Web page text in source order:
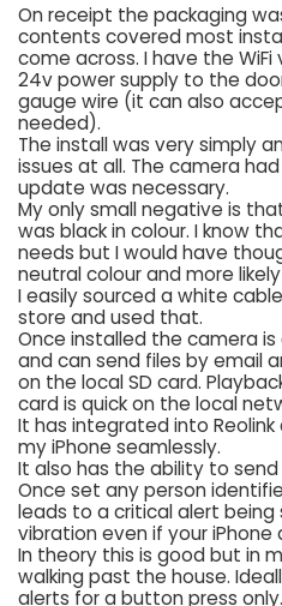
On receipt the packaging
contents covered most
come across. I have the
24v power supply to the
gauge wire (it can also
needed).
The install was very simply
issues at all. The camera
update was necessary.
My only small negative is
was black in colour. I know
needs but I would have
neutral colour and more
I easily sourced a white
store and used that.
Once installed the camera
and can send files by email
on the local SD card.
card is quick on the local
It has integrated into
my iPhone seamlessly.
It also has the ability to
Once set any person
leads to a critical alert being
vibration even if your
In theory this is good but in
walking past the house.
alerts for a button press